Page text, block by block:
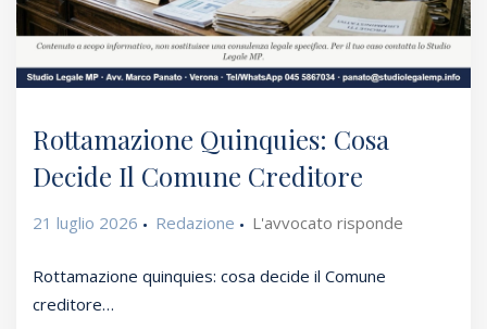
Rottamazione Quinquies: Cosa
Decide Il Comune Creditore
21 luglio 2026 Redazione L'avvocato risponde
Rottamazione quinquies: cosa decide il Comune
creditore…